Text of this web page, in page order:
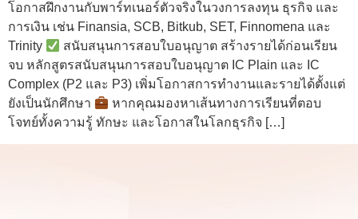
โอกาสฝึกงานกับพาร์ทเนอร์ตัวจริงในวงการลงทุน ธุรกิจ และ
การเงิน เช่น Finansia, SCB, Bitkub, SET, Finnomena และ
Trinity
สนับสนุนการสอบใบอนุญาต สร้างรายได้ก่อนเรียน
จบ หลักสูตรสนับสนุนการสอบใบอนุญาต IC Plain และ IC
Complex (P2 และ P3) เพิ่มโอกาสการทำงานและรายได้ตั้งแต่
ยังเป็นนักศึกษา
หากคุณมองหาเส้นทางการเรียนที่ตอบ
โจทย์ทั้งความรู้ ทักษะ และโอกาสในโลกธุรกิจ […]